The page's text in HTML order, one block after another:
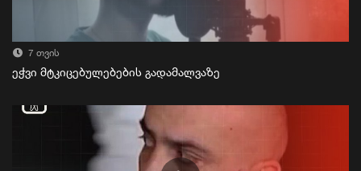
7 თვის
ეჭვი მტკიცებულებების გადამალვაზე